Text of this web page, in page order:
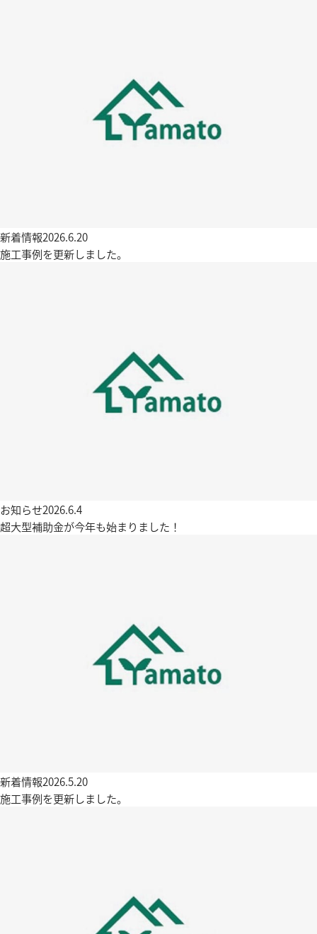
新着情報2026.6.20
施工事例を更新しました。
お知らせ2026.6.4
超大型補助金が今年も始まりました！
新着情報2026.5.20
施工事例を更新しました。